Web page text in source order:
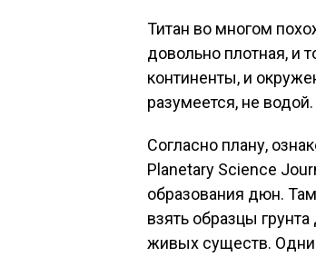
Титан во многом
довольно плотная, и
континенты, и
разумеется, не водой.
Согласно плану,
Planetary Science
образования дюн.
взять образцы
живых существ.